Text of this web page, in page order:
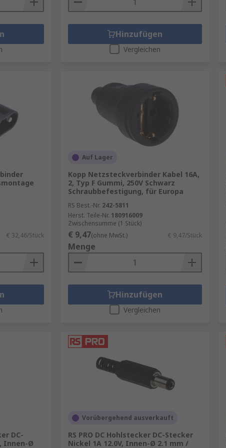
Hinzufügen
Vergleichen
€ 32,46/Stück
Auf Lager
Kopp Netzsteckverbinder Kabel 16A,
2, Typ F Gummi, 250V Schwarz
Schraubbefestigung, für Europa
RS Best.-Nr. 242-5811
Herst. Teile-Nr. 180916009
Zwischensumme (1 Stück)
€ 9,47(ohne MwSt.) € 9,47/Stück
Menge
Hinzufügen
Vergleichen
DC-
Innen-Ø
Vorübergehend ausverkauft
RS PRO DC Hohlstecker DC-Stecker
Nickel 1A 12.0V, Innen-Ø 2.1 mm /